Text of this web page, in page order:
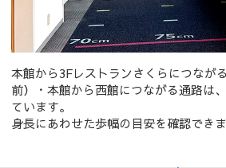
本館から3Fレストランさくらにつなが
前）・本館から西館につながる通路は
ています。
身長にあわせた歩幅の目安を確認できま